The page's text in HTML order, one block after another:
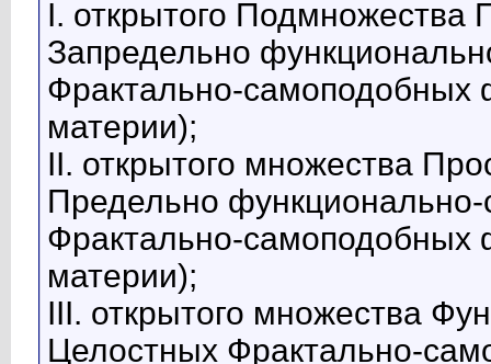
I. открытого Подмножества
Запредельно
Фрактально-
материи);
II. открытого множества
Предельно
Фрактально-
материи);
III. открытого множества
Целостных Фрактально-